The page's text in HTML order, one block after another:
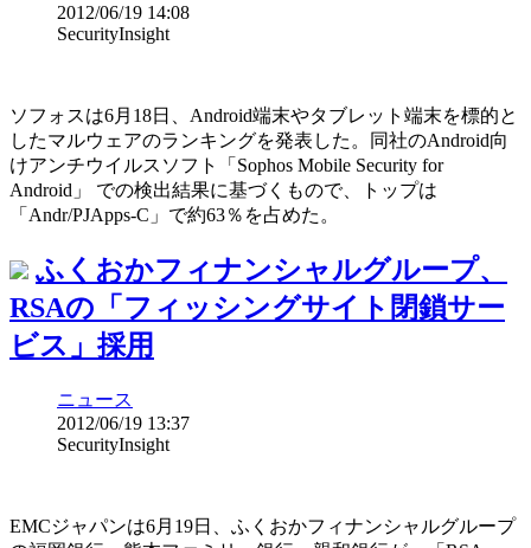
2012/06/19 14:08
SecurityInsight
ソフォスは6月18日、Android端末やタブレット端末を標的と
したマルウェアのランキングを発表した。同社のAndroid向
けアンチウイルスソフト「Sophos Mobile Security for
Android」 での検出結果に基づくもので、トップは
「Andr/PJApps-C」で約63％を占めた。
ふくおかフィナンシャルグループ、
RSAの「フィッシングサイト閉鎖サー
ビス」採用
ニュース
2012/06/19 13:37
SecurityInsight
EMCジャパンは6月19日、ふくおかフィナンシャルグループ